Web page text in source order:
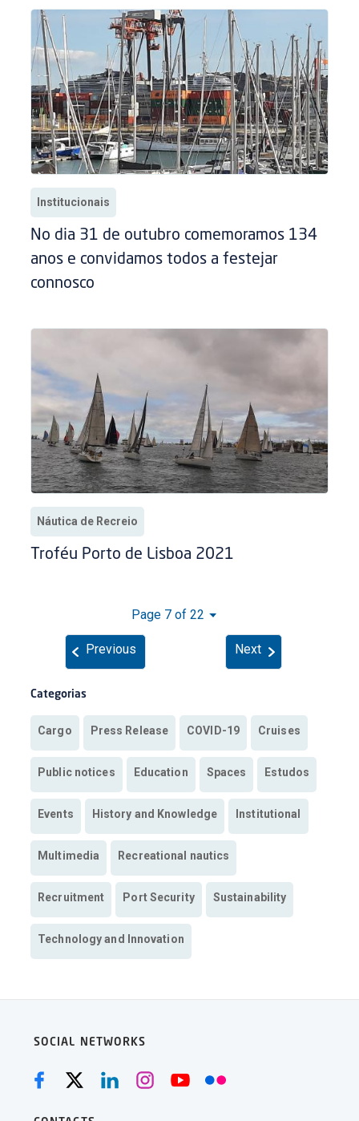
Institucionais
No dia 31 de outubro comemoramos 134
anos e convidamos todos a festejar
connosco
Náutica de Recreio
Troféu Porto de Lisboa 2021
Page 7 of 22
Previous Next
Categorias
Cargo Press Release COVID-19 Cruises
Public notices Education Spaces Estudos
Events History and Knowledge Institutional
Multimedia Recreational nautics
Recruitment Port Security Sustainability
Technology and Innovation
SOCIAL NETWORKS